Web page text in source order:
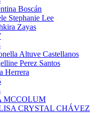
Boscán
Stephanie Lee
Zayas
Altuve Castellanos
Perez Santos
Herrera
MCCOLUM
CRYSTAL CHÁVEZ